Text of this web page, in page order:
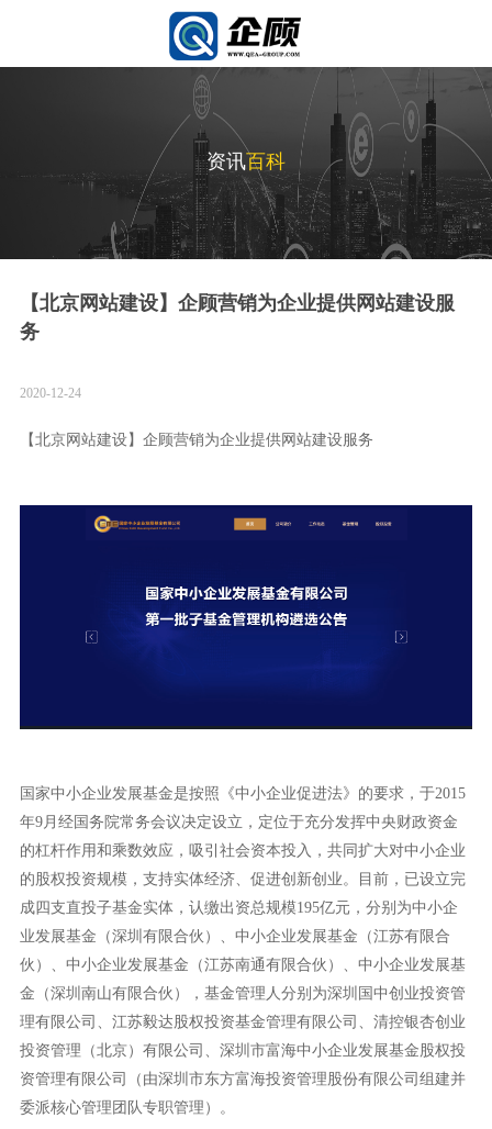
资讯百科
【北京网站建设】企顾营销为企业提供网站建设服
务
2020-12-24
【北京网站建设】企顾营销为企业提供网站建设服务
国家中小企业发展基金是按照《中小企业促进法》的要求，于2015
年9月经国务院常务会议决定设立，定位于充分发挥中央财政资金
的杠杆作用和乘数效应，吸引社会资本投入，共同扩大对中小企业
的股权投资规模，支持实体经济、促进创新创业。目前，已设立完
成四支直投子基金实体，认缴出资总规模195亿元，分别为中小企
业发展基金（深圳有限合伙）、中小企业发展基金（江苏有限合
伙）、中小企业发展基金（江苏南通有限合伙）、中小企业发展基
金（深圳南山有限合伙），基金管理人分别为深圳国中创业投资管
理有限公司、江苏毅达股权投资基金管理有限公司、清控银杏创业
投资管理（北京）有限公司、深圳市富海中小企业发展基金股权投
资管理有限公司（由深圳市东方富海投资管理股份有限公司组建并
委派核心管理团队专职管理）。